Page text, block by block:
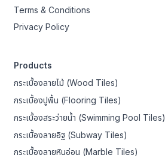
Terms & Conditions
Privacy Policy
Products
กระเบื้องลายไม้ (Wood Tiles)
กระเบื้องปูพื้น (Flooring Tiles)
กระเบื้องสระว่ายน้ำ (Swimming Pool Tiles)
กระเบื้องลายอิฐ (Subway Tiles)
กระเบื้องลายหินอ่อน (Marble Tiles)